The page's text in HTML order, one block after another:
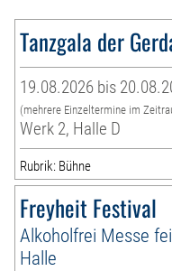
Tanzgala der
19.08.2026 bis
(mehrere Einzeltermine im
Werk 2, Halle D
Rubrik: Bühne
Freyheit Festival
Alkoholfrei Messe
Halle